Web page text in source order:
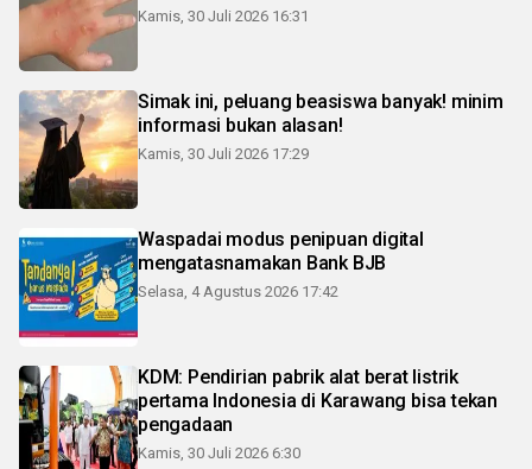
Kamis, 30 Juli 2026 16:31
Simak ini, peluang beasiswa banyak! minim
informasi bukan alasan!
Kamis, 30 Juli 2026 17:29
Waspadai modus penipuan digital
mengatasnamakan Bank BJB
Selasa, 4 Agustus 2026 17:42
KDM: Pendirian pabrik alat berat listrik
pertama Indonesia di Karawang bisa tekan
pengadaan
Kamis, 30 Juli 2026 6:30